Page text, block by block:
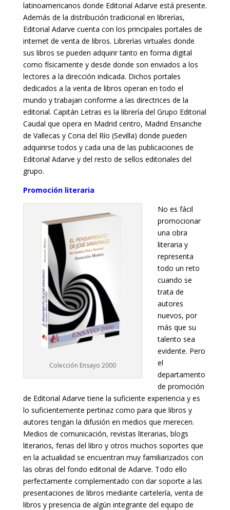
latinoamericanos donde Editorial Adarve está presente.
Además de la distribución tradicional en librerías,
Editorial Adarve cuenta con los principales portales de
internet de venta de libros. Librerías virtuales donde
sus libros se pueden adquirir tanto en forma digital
como físicamente y desde donde son enviados a los
lectores a la dirección indicada. Dichos portales
dedicados a la venta de libros operan en todo el
mundo y trabajan conforme a las directrices de la
editorial. Capitán Letras es la librería del Grupo Editorial
Caudal que opera en Madrid centro, Madrid Ensanche
de Vallecas y Coria del Río (Sevilla) donde pueden
adquirirse todos y cada una de las publicaciones de
Editorial Adarve y del resto de sellos editoriales del
grupo.
Promoción literaria
Colección Ensayo 2000
No es fácil
promocionar
una obra
literaria y
representa
todo un reto
cuando se
trata de
autores
nuevos, por
más que su
talento sea
evidente. Pero
el
departamento
de promoción
de Editorial Adarve tiene la suficiente experiencia y es
lo suficientemente pertinaz como para que libros y
autores tengan la difusión en medios que merecen.
Medios de comunicación, revistas literarias, blogs
literarios, ferias del libro y otros muchos soportes que
en la actualidad se encuentran muy familiarizados con
las obras del fondo editorial de Adarve. Todo ello
perfectamente complementado con dar soporte a las
presentaciones de libros mediante cartelería, venta de
libros y presencia de algún integrante del equipo de